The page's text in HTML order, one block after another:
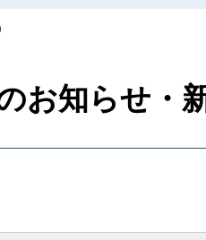
お知らせ・